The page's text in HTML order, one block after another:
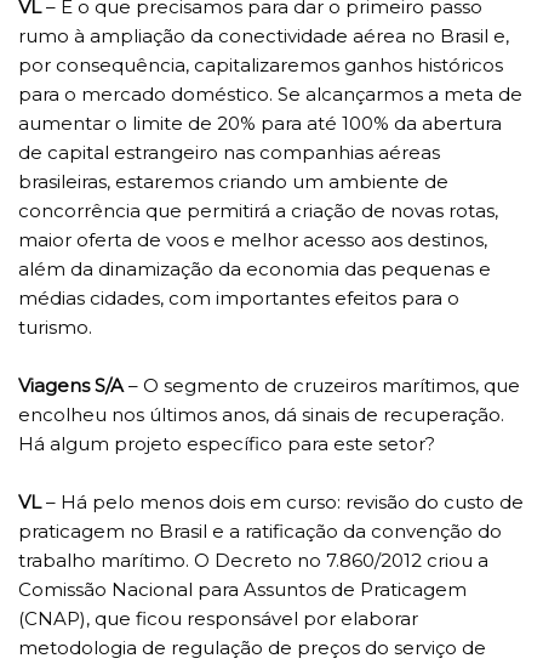
VL– É o que precisamos para dar o primeiro passo
rumo à ampliação da conectividade aérea no Brasil e,
por consequência, capitalizaremos ganhos históricos
para o mercado doméstico. Se alcançarmos a meta de
aumentar o limite de 20% para até 100% da abertura
de capital estrangeiro nas companhias aéreas
brasileiras, estaremos criando um ambiente de
concorrência que permitirá a criação de novas rotas,
maior oferta de voos e melhor acesso aos destinos,
além da dinamização da economia das pequenas e
médias cidades, com importantes efeitos para o
turismo.
Viagens S/A– O segmento de cruzeiros marítimos, que
encolheu nos últimos anos, dá sinais de recuperação.
Há algum projeto específico para este setor?
VL– Há pelo menos dois em curso: revisão do custo de
praticagem no Brasil e a ratificação da convenção do
trabalho marítimo. O Decreto no 7.860/2012 criou a
Comissão Nacional para Assuntos de Praticagem
(CNAP), que ficou responsável por elaborar
metodologia de regulação de preços do serviço de